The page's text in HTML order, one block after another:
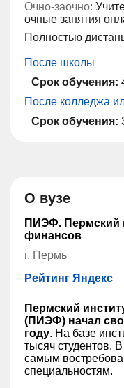
Очно-заочно:
очные занятия
Полностью
После школы
Срок обучения:
После колледжа
Срок обучения:
О вузе
ПИЭФ. Пермский
финансов
г. Пермь
Рейтинг Яндекс
Пермский
(ПИЭФ) начал
году. На базе
тысяч студентов.
самым
специальностям.